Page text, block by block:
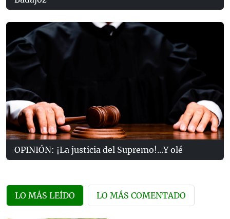
OPINIÓN: ¡La justicia del Supremo!...Y olé
LO MÁS LEÍDO LO MÁS COMENTADO